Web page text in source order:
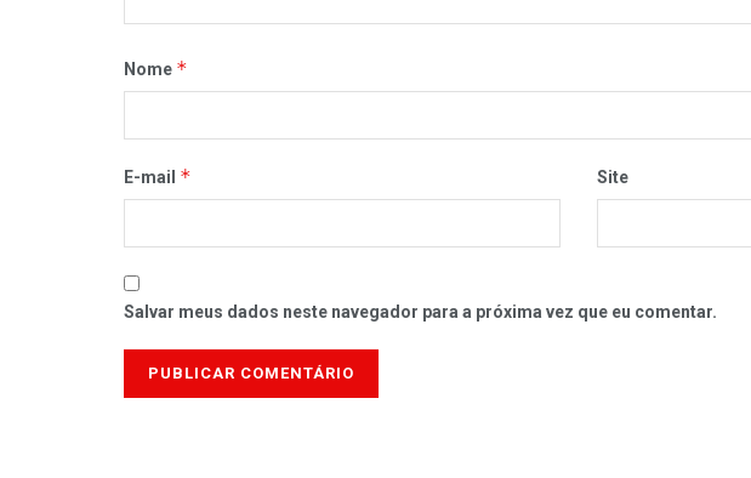
Nome *
E-mail * Site
Salvar meus dados neste navegador para a próxima vez que eu comentar.